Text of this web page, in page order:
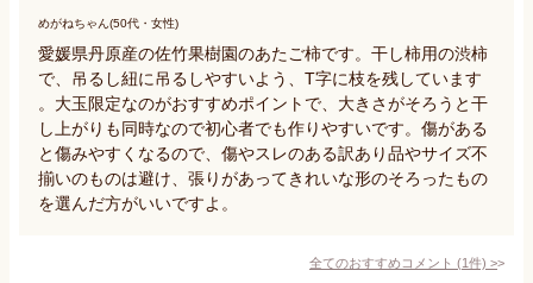
めがねちゃん(50代・女性)
愛媛県丹原産の佐竹果樹園のあたご柿です。干し柿用の渋柿
で、吊るし紐に吊るしやすいよう、T字に枝を残しています
。大玉限定なのがおすすめポイントで、大きさがそろうと干
し上がりも同時なので初心者でも作りやすいです。傷がある
と傷みやすくなるので、傷やスレのある訳あり品やサイズ不
揃いのものは避け、張りがあってきれいな形のそろったもの
を選んだ方がいいですよ。
全てのおすすめコメント (1件) >